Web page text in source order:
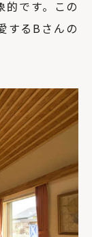
的です。この
するBさんの